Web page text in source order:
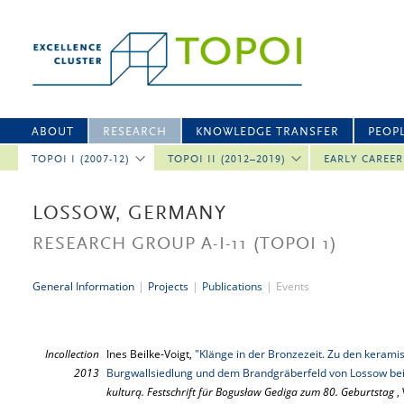
ABOUT RESEARCH
TOPOI I (2007-12) TOPOI II (2012–2019) EARLY
KNOWLEDGE TRANSFER
LOSSOW, GERMANY
RESEARCH GROUP A-I-11 (TOPOI 1)
General Information | Projects | Publications | Events
Incollection
2013
Ines Beilke-Voigt, "Klänge in der Bronzezeit. Zu den
Burgwallsiedlung und dem Brandgräberfeld von Lossow
kulturą. Festschrift für Bogusław Gediga zum 80. Geburtstag,